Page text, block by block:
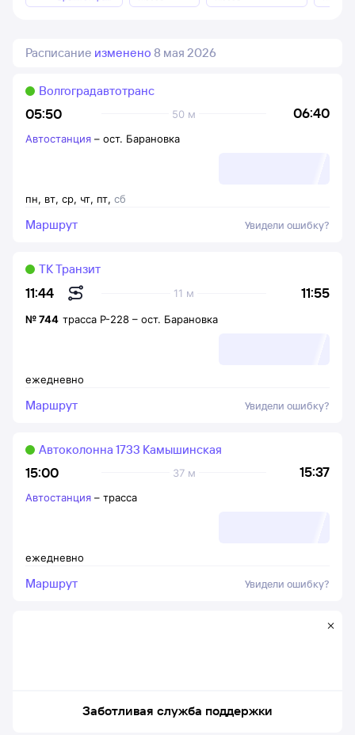
Расписание изменено 8 мая 2026
05:50 06:40
50 м
Волгоградавтотранс
пн, вт, ср, чт, пт, сб
Автостанция – ост. Барановка
Маршрут Увидели ошибку?
11:44 11:55
11 м
ТК Транзит
ежедневно
№744 трасса Р-228 – ост. Барановка
Маршрут Увидели ошибку?
15:00 15:37
37 м
Автоколонна 1733 Камышинская
ежедневно
Автостанция – трасса
Маршрут Увидели ошибку?
Заботливая служба поддержки